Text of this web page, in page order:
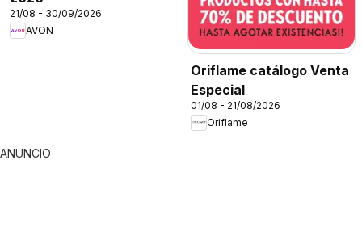
21/08 - 30/09/2026
AVON
Oriflame catálogo Venta
Especial
01/08 - 21/08/2026
Oriflame
ANUNCIO